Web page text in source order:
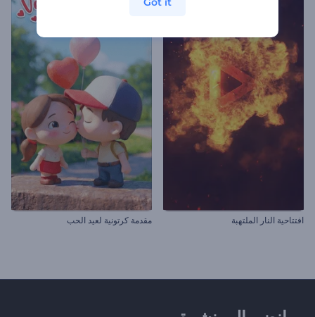
افتتاحية النار الملتهبة مقدمة كرتونية لعيد الحب